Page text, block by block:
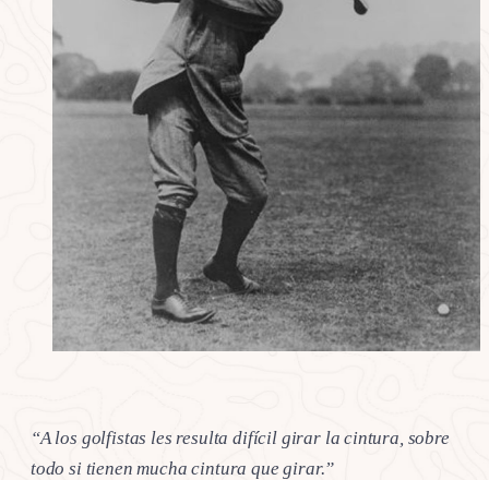
“A los golfistas les resulta difícil girar la cintura, sobre
todo si tienen mucha cintura que girar.”